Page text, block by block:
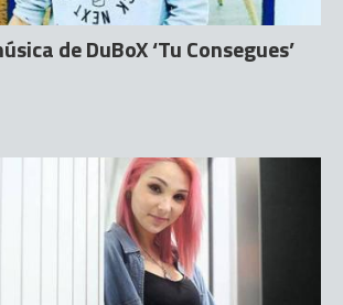
de DuBoX ‘Tu Consegues’